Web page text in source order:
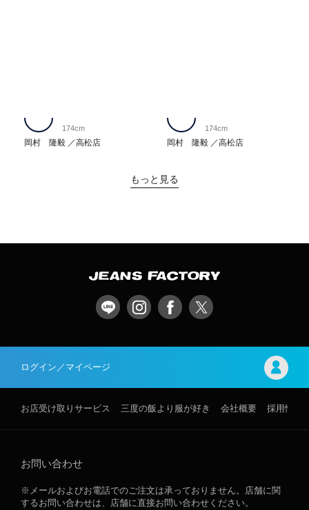
岡村 隆毅 高松店
174cm
岡村 隆毅 高松店
174cm
もっと見る
ログイン／マイページ
お店受け取りサービス 三度の飯より服が好き 会社概要 採用情報
お問い合わせ
※メールおよびお電話でのご注文は承っておりません。店舗に関
するお問い合わせは、店舗に直接お問い合わせください。